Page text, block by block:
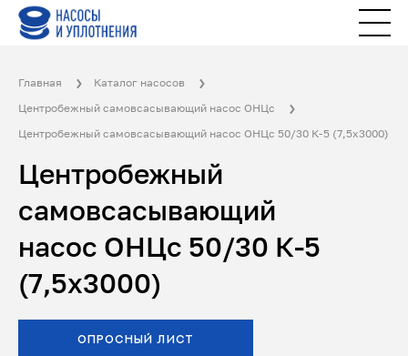
Главная
Каталог насосов
Центробежный самовсасывающий насос ОНЦс
Центробежный самовсасывающий насос ОНЦс 50/30 К-5 (7,5х3000)
Центробежный
самовсасывающий
насос ОНЦс 50/30 К-5
(7,5х3000)
ОПРОСНЫЙ ЛИСТ